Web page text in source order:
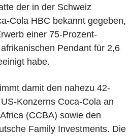
der in der Schweiz
Cola HBC bekannt gegeben,
einer 75-Prozent-
Pendant für 2,6
habe.
damit den nahezu 42-
Konzerns Coca-Cola an
(CCBA) sowie den
Family Investments. Die